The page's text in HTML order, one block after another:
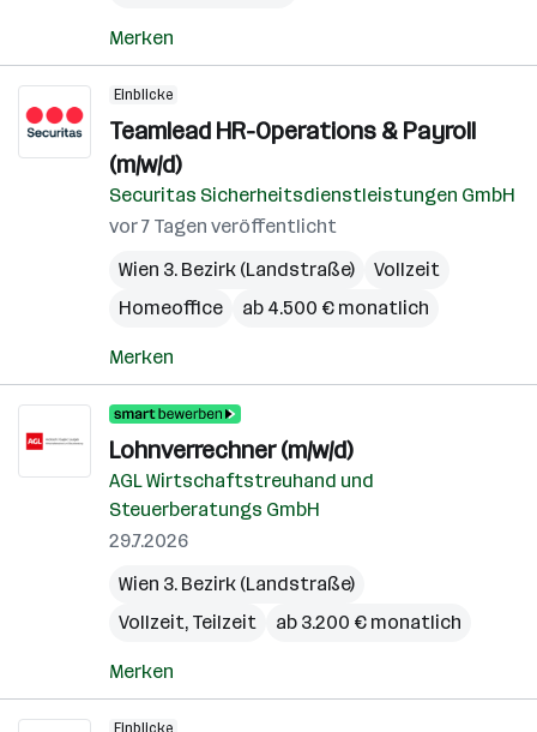
Merken
Einblicke
Teamlead HR-Operations & Payroll
(m/w/d)
Securitas Sicherheitsdienstleistungen GmbH
vor 7 Tagen veröffentlicht
Wien 3. Bezirk (Landstraße)
Vollzeit
Homeoffice
ab 4.500 € monatlich
Merken
Lohnverrechner (m/w/d)
AGL Wirtschaftstreuhand und
Steuerberatungs GmbH
29.7.2026
Wien 3. Bezirk (Landstraße)
Vollzeit, Teilzeit
ab 3.200 € monatlich
Merken
Einblicke